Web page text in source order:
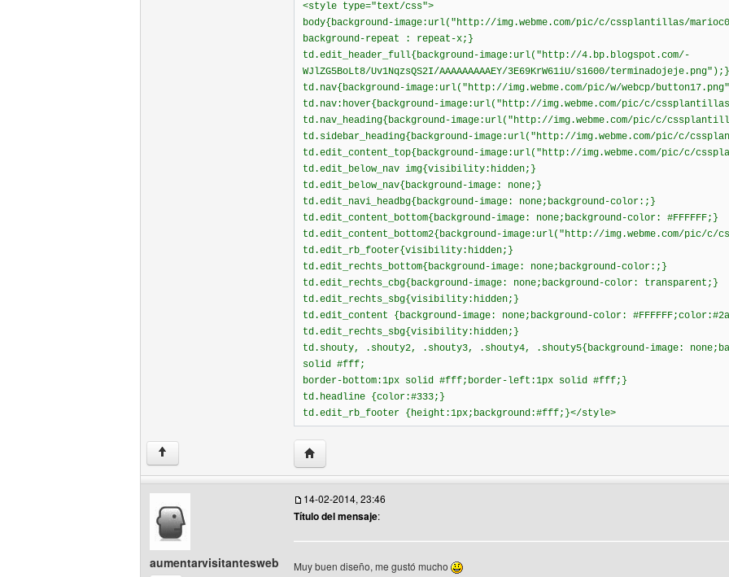
<style type="text/css">
body{background-image:url("http://img.webme.com/pic/c/cssplantillas/
background-repeat : repeat-x;}
td.edit_header_full{background-image:url("http://4.bp.blogspot.com/-
WJlZG5BoLt8/Uv1NqzsQS2I/AAAAAAAAAEY/3E69KrW61iU/s1600/terminadojeje.png");}
td.nav{background-image:url("http://img.webme.com/pic/w/webcp/
td.nav:hover{background-image:url("http://img.webme.com/pic/c/
td.nav_heading{background-image:url("http://img.webme.com/pic/c/
td.sidebar_heading{background-image:url("http://img.webme.com/pic/c/
td.edit_content_top{background-image:url("http://img.webme.com/pic/c/
td.edit_below_nav img{visibility:hidden;}
td.edit_below_nav{background-image: none;}
td.edit_navi_headbg{background-image: none;background-color:;}
td.edit_content_bottom{background-image: none;background-color: #FFFFFF;}
td.edit_content_bottom2{background-image:url("http://img.webme.com/pic/
td.edit_rb_footer{visibility:hidden;}
td.edit_rechts_bottom{background-image: none;background-color:;}
td.edit_rechts_cbg{background-image: none;background-color: transparent;}
td.edit_rechts_sbg{visibility:hidden;}
td.edit_content {background-image: none;background-color:
td.edit_rechts_sbg{visibility:hidden;}
td.shouty, .shouty2, .shouty3, .shouty4, .shouty5{background-image:
solid #fff;
border-bottom:1px solid #fff;border-left:1px solid #fff;}
td.headline {color:#333;}
td.edit_rb_footer {height:1px;background:#fff;}</style>
↑ Visitar sitio web del autor: super-ayuda-webmaster
aumentarvisitantesweb
14-02-2014, 23:46
Título del mensaje:
Muy buen diseño, me gustó mucho